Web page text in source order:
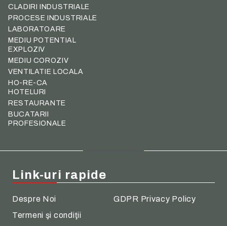
CLADIRI INDUSTRIALE
PROCESE INDUSTRIALE
LABORATOARE
MEDIU POTENTIAL
EXPLOZIV
MEDIU COROZIV
VENTILATIE LOCALA
HO-RE-CA
HOTELURI
RESTAURANTE
BUCATARII
PROFESIONALE
Link-uri rapide
Despre Noi
Termeni şi condiţii
GDPR Privacy Policy